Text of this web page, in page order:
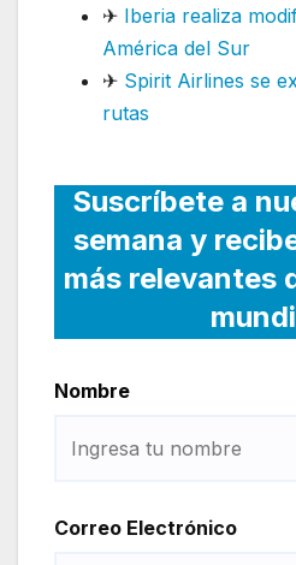
✈ Iberia realiza
América del Sur
✈ Spirit Airlines se
rutas
Suscríbete a
semana y
más relevantes
Nombre
Correo Electrónico